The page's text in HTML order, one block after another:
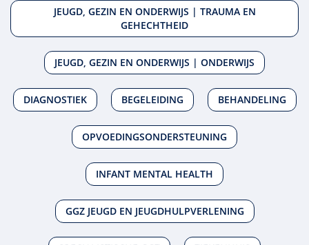
JEUGD, GEZIN EN ONDERWIJS | TRAUMA EN
GEHECHTHEID
JEUGD, GEZIN EN ONDERWIJS | ONDERWIJS
DIAGNOSTIEK BEGELEIDING BEHANDELING
OPVOEDINGSONDERSTEUNING
INFANT MENTAL HEALTH
GGZ JEUGD EN JEUGDHULPVERLENING